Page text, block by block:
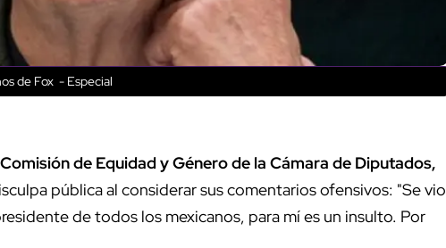
de Fox - Especial
de Equidad y Género de la Cámara de Diputados,
pública al considerar sus comentarios ofensivos: "Se vio
de todos los mexicanos, para mí es un insulto. Por